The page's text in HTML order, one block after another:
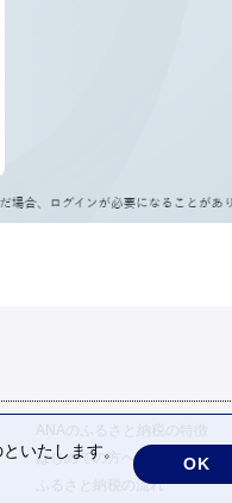
ANAのふるさと納税の特徴
はじめての方へ
ふるさと納税の流れ
いたします。
OK